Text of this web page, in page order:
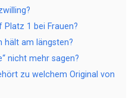
1 bei Frauen?
hält am längsten?
nicht mehr sagen?
zu welchem Original von